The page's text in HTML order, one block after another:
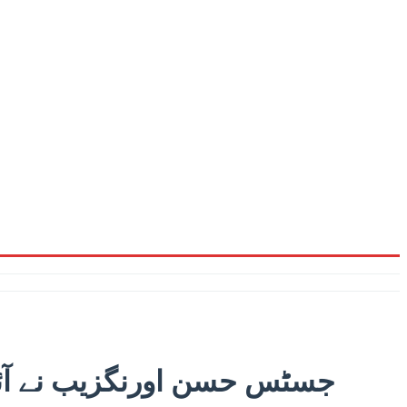
جسٹس حسن اورنگزیب نے